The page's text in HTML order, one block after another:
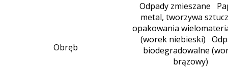
Obręb
Odpady zmieszane
metal, tworzywa
opakowania
(worek niebieski)
biodegradowalne
brązowy)